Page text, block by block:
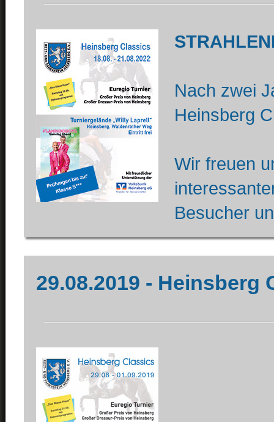
Nach zwei
Heinsberg
Wir freuen
Besucher
29.08.2019 - Heinsberg